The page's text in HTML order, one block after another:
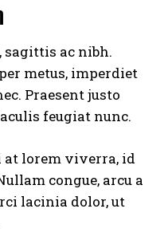
sagittis ac nibh.
metus, imperdiet
Praesent justo
feugiat nunc.
at lorem viverra, id
congue, arcu a
lacinia dolor, ut